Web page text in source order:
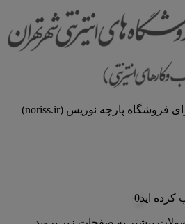
تمام حقوق اين وب‌سايت برای فروشگاه پارچه نوریس (noriss.ir)
کرده اید0